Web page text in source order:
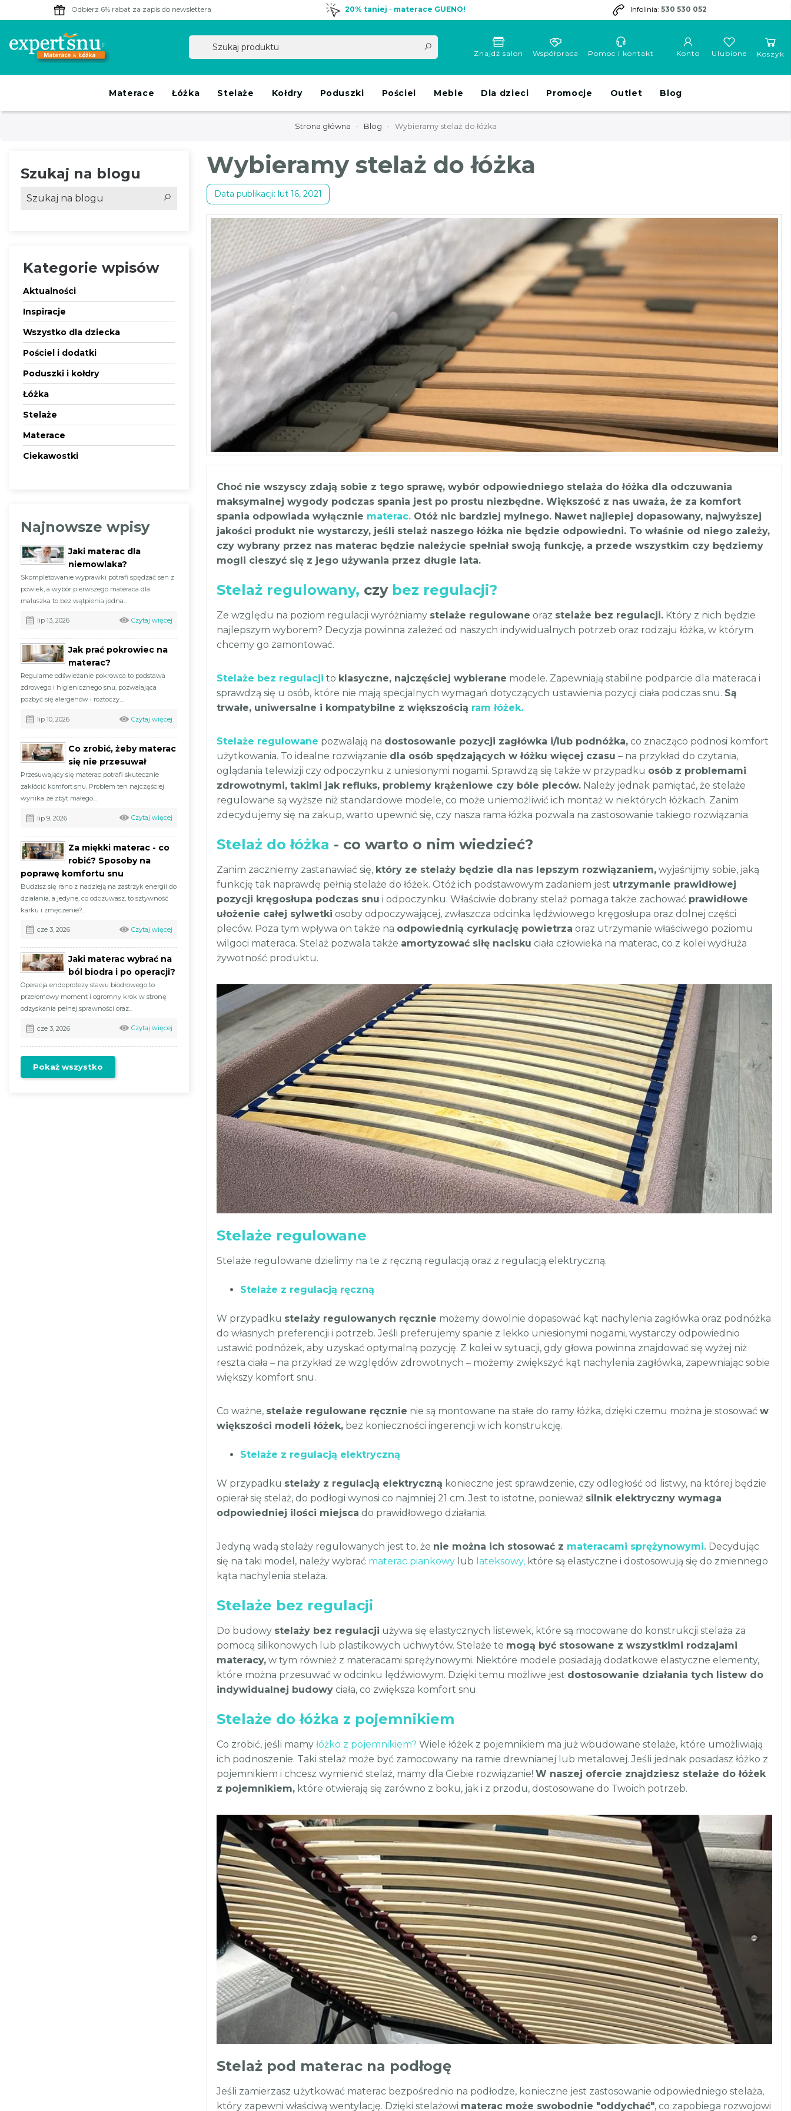
Odbierz 6% rabat za zapis do newslettera 20% taniej - materace GUENO! Infolinia: 530 530 052
Znajdź salon Współpraca Pomoc i kontakt Konto Koszyk
Ulubione
Materace Łóżka Stelaże Kołdry Poduszki Pościel Meble Dla dzieci Promocje Outlet Blog
Strona główna Blog Wybieramy stelaż do łóżka
Szukaj na blogu
Kategorie wpisów
Aktualności
Inspiracje
Wszystko dla dziecka
Pościel i dodatki
Poduszki i kołdry
Łóżka
Stelaże
Materace
Ciekawostki
Najnowsze wpisy
Jaki materac dla
niemowlaka?
Skompletowanie wyprawki potrafi spędzać sen z
powiek, a wybór pierwszego materaca dla
maluszka to bez wątpienia jedna...
lip 13, 2026 Czytaj więcej
Jak prać pokrowiec na
materac?
Regularne odświeżanie pokrowca to podstawa
zdrowego i higienicznego snu, pozwalająca
pozbyć się alergenów i roztoczy....
lip 10, 2026 Czytaj więcej
Co zrobić, żeby materac
się nie przesuwał
Przesuwający się materac potrafi skutecznie
zakłócić komfort snu. Problem ten najczęściej
wynika ze zbyt małego...
lip 9, 2026 Czytaj więcej
Za miękki materac - co
robić? Sposoby na
poprawę komfortu snu
Budzisz się rano z nadzieją na zastrzyk energii do
działania, a jedyne, co odczuwasz, to sztywność
karku i zmęczenie?...
cze 3, 2026 Czytaj więcej
Jaki materac wybrać na
ból biodra i po operacji?
Operacja endoprotezy stawu biodrowego to
przełomowy moment i ogromny krok w stronę
odzyskania pełnej sprawności oraz...
cze 3, 2026 Czytaj więcej
Pokaż wszystko
Wybieramy stelaż do łóżka
Data publikacji: lut 16, 2021
Choć nie wszyscy zdają sobie z tego sprawę, wybór odpowiedniego stelaża do łóżka dla odczuwania
maksymalnej wygody podczas spania jest po prostu niezbędne. Większość z nas uważa, że za komfort
spania odpowiada wyłącznie materac. Otóż nic bardziej mylnego. Nawet najlepiej dopasowany, najwyższej
jakości produkt nie wystarczy, jeśli stelaż naszego łóżka nie będzie odpowiedni. To właśnie od niego zależy,
czy wybrany przez nas materac będzie należycie spełniał swoją funkcję, a przede wszystkim czy będziemy
mogli cieszyć się z jego używania przez długie lata.
Stelaż regulowany, czy bez regulacji?
Ze względu na poziom regulacji wyróżniamy stelaże regulowane oraz stelaże bez regulacji. Który z nich będzie
najlepszym wyborem? Decyzja powinna zależeć od naszych indywidualnych potrzeb oraz rodzaju łóżka, w którym
chcemy go zamontować.
Stelaże bez regulacji to klasyczne, najczęściej wybierane modele. Zapewniają stabilne podparcie dla materaca i
sprawdzą się u osób, które nie mają specjalnych wymagań dotyczących ustawienia pozycji ciała podczas snu. Są
trwałe, uniwersalne i kompatybilne z większością ram łóżek.
Stelaże regulowane pozwalają na dostosowanie pozycji zagłówka i/lub podnóżka, co znacząco podnosi komfort
użytkowania. To idealne rozwiązanie dla osób spędzających w łóżku więcej czasu – na przykład do czytania,
oglądania telewizji czy odpoczynku z uniesionymi nogami. Sprawdzą się także w przypadku osób z problemami
zdrowotnymi, takimi jak refluks, problemy krążeniowe czy bóle pleców. Należy jednak pamiętać, że stelaże
regulowane są wyższe niż standardowe modele, co może uniemożliwić ich montaż w niektórych łóżkach. Zanim
zdecydujemy się na zakup, warto upewnić się, czy nasza rama łóżka pozwala na zastosowanie takiego rozwiązania.
Stelaż do łóżka - co warto o nim wiedzieć?
Zanim zaczniemy zastanawiać się, który ze stelaży będzie dla nas lepszym rozwiązaniem, wyjaśnijmy sobie, jaką
funkcję tak naprawdę pełnią stelaże do łóżek. Otóż ich podstawowym zadaniem jest utrzymanie prawidłowej
pozycji kręgosłupa podczas snu i odpoczynku. Właściwie dobrany stelaż pomaga także zachować prawidłowe
ułożenie całej sylwetki osoby odpoczywającej, zwłaszcza odcinka lędźwiowego kręgosłupa oraz dolnej części
pleców. Poza tym wpływa on także na odpowiednią cyrkulację powietrza oraz utrzymanie właściwego poziomu
wilgoci materaca. Stelaż pozwala także amortyzować siłę nacisku ciała człowieka na materac, co z kolei wydłuża
żywotność produktu.
Stelaże regulowane
Stelaże regulowane dzielimy na te z ręczną regulacją oraz z regulacją elektryczną.
Stelaże z regulacją ręczną
W przypadku stelaży regulowanych ręcznie możemy dowolnie dopasować kąt nachylenia zagłówka oraz podnóżka
do własnych preferencji i potrzeb. Jeśli preferujemy spanie z lekko uniesionymi nogami, wystarczy odpowiednio
ustawić podnóżek, aby uzyskać optymalną pozycję. Z kolei w sytuacji, gdy głowa powinna znajdować się wyżej niż
reszta ciała – na przykład ze względów zdrowotnych – możemy zwiększyć kąt nachylenia zagłówka, zapewniając sobie
większy komfort snu.
Co ważne, stelaże regulowane ręcznie nie są montowane na stałe do ramy łóżka, dzięki czemu można je stosować w
większości modeli łóżek, bez konieczności ingerencji w ich konstrukcję.
Stelaże z regulacją elektryczną
W przypadku stelaży z regulacją elektryczną konieczne jest sprawdzenie, czy odległość od listwy, na której będzie
opierał się stelaż, do podłogi wynosi co najmniej 21 cm. Jest to istotne, ponieważ silnik elektryczny wymaga
odpowiedniej ilości miejsca do prawidłowego działania.
Jedyną wadą stelaży regulowanych jest to, że nie można ich stosować z materacami sprężynowymi. Decydując
się na taki model, należy wybrać materac piankowy lub lateksowy, które są elastyczne i dostosowują się do zmiennego
kąta nachylenia stelaża.
Stelaże bez regulacji
Do budowy stelaży bez regulacji używa się elastycznych listewek, które są mocowane do konstrukcji stelaża za
pomocą silikonowych lub plastikowych uchwytów. Stelaże te mogą być stosowane z wszystkimi rodzajami
materacy, w tym również z materacami sprężynowymi. Niektóre modele posiadają dodatkowe elastyczne elementy,
które można przesuwać w odcinku lędźwiowym. Dzięki temu możliwe jest dostosowanie działania tych listew do
indywidualnej budowy ciała, co zwiększa komfort snu.
Stelaże do łóżka z pojemnikiem
Co zrobić, jeśli mamy łóżko z pojemnikiem? Wiele łóżek z pojemnikiem ma już wbudowane stelaże, które umożliwiają
ich podnoszenie. Taki stelaż może być zamocowany na ramie drewnianej lub metalowej. Jeśli jednak posiadasz łóżko z
pojemnikiem i chcesz wymienić stelaż, mamy dla Ciebie rozwiązanie! W naszej ofercie znajdziesz stelaże do łóżek
z pojemnikiem, które otwierają się zarówno z boku, jak i z przodu, dostosowane do Twoich potrzeb.
Stelaż pod materac na podłogę
Jeśli zamierzasz użytkować materac bezpośrednio na podłodze, konieczne jest zastosowanie odpowiedniego stelaża,
który zapewni właściwą wentylację. Dzięki stelażowi materac może swobodnie "oddychać", co zapobiega rozwojowi